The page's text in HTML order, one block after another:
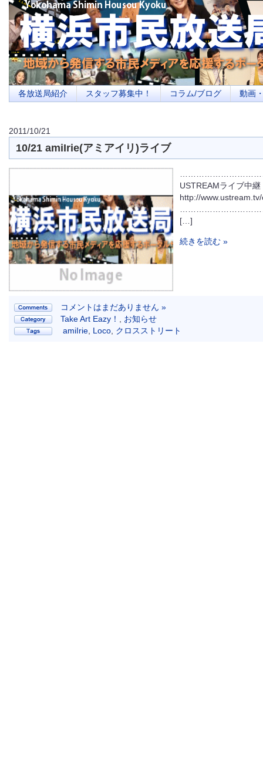
横浜の地域メディア、地域・市民・放送局・メディアを応援するポータルサ
を目指します
各放送局紹介 スタッフ募集中！ コラム/ブログ 動画
2011/10/21
10/21 amiIrie(アミアイリ)ライブ
USTREAMライブ中
http://
[…]
続きを読む »
コメントはまだありません »
Take Art Eazy！
お知らせ
amiIrie Loco クロスストリート